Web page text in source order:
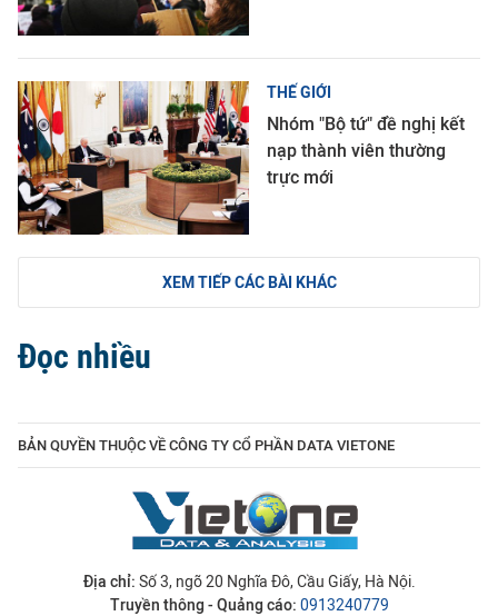
THẾ GIỚI
Nhóm "Bộ tứ" đề nghị kết
nạp thành viên thường
trực mới
XEM TIẾP CÁC BÀI KHÁC
Đọc nhiều
BẢN QUYỀN THUỘC VỀ CÔNG TY CỔ PHẦN DATA VIETONE
Địa chỉ: Số 3, ngõ 20 Nghĩa Đô, Cầu Giấy, Hà Nội.
Truyền thông - Quảng cáo: 0913240779